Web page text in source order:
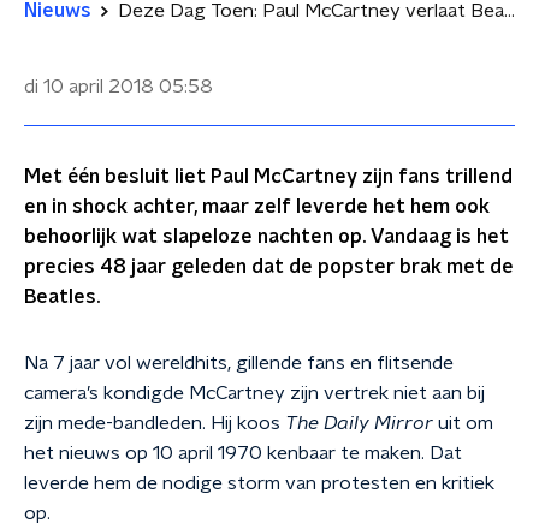
Nieuws Deze Dag Toen: Paul McCartney verlaat Beatles
di 10 april 2018 05:58
Met één besluit liet Paul McCartney zijn fans trillend
en in shock achter, maar zelf leverde het hem ook
behoorlijk wat slapeloze nachten op. Vandaag is het
precies 48 jaar geleden dat de popster brak met de
Beatles.
Na 7 jaar vol wereldhits, gillende fans en flitsende
camera’s kondigde McCartney zijn vertrek niet aan bij
zijn mede-bandleden. Hij koos The Daily Mirror uit om
het nieuws op 10 april 1970 kenbaar te maken. Dat
leverde hem de nodige storm van protesten en kritiek
op.